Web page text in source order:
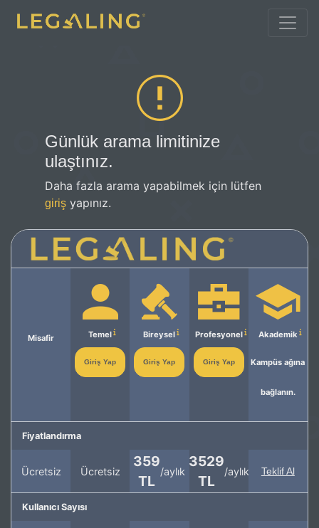
Günlük arama limitinize
ulaştınız.
Daha fazla arama yapabilmek için lütfen
giriş yapınız.
Misafir Temel
Giriş Yap
Bireysel
Giriş Yap
Profesyonel
Giriş Yap
Akademik
Kampüs ağına
bağlanın.
Fiyatlandırma
Ücretsiz Ücretsiz
359
TL
/aylık
3529
TL
/aylık Teklif Al
Kullanıcı Sayısı